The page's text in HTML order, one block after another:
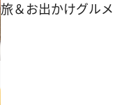
旅＆お出かけグルメ